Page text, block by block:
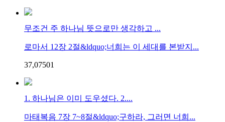
무조건 주 하나님 뜻으로만 생각하고 ...
로마서 12장 2절&ldquo;너희는 이 세대를 본받지...
37,07501
1. 하나님은 이미 도우셨다. 2....
마태복음 7장 7~8절&ldquo;구하라, 그러면 너희...